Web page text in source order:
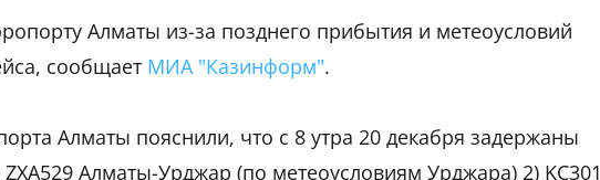
Алматы из-за позднего прибытия и метеоусловий
сообщает МИА "Казинформ".
Алматы пояснили, что с 8 утра 20 декабря задержаны
Алматы-Урджар (по метеоусловиям Урджара) 2) KC301